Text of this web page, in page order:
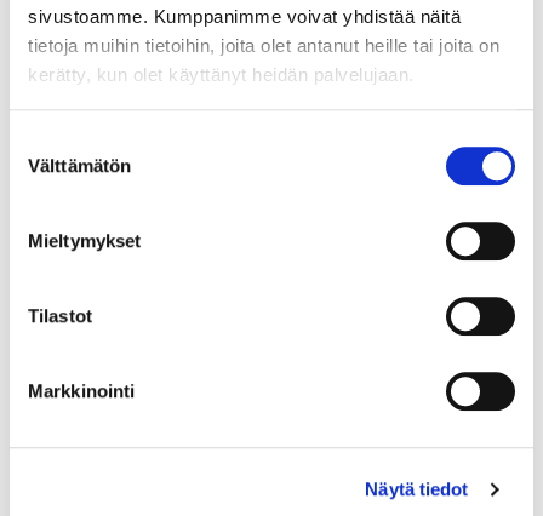
sivustoamme. Kumppanimme voivat yhdistää näitä
tietoja muihin tietoihin, joita olet antanut heille tai joita on
kerätty, kun olet käyttänyt heidän palvelujaan.
valinta
Välttämätön
Mieltymykset
Tilastot
Markkinointi
Näytä tiedot
Country (*):
I'd like to receive the Vermo newsletter
(*) Information is mandatory